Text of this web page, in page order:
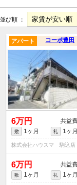
並び順 ：
コーポ豊田
アパート
6万円
敷 1ヶ月 礼 1ヶ月
株式会社ハウスマ 駒込店
6万円
敷 1ヶ月 礼 1ヶ月